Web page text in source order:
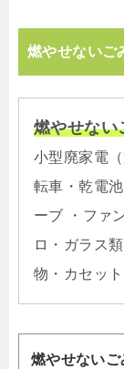
燃やせないご
燃やせない
小型廃家電
転車・乾電
ーブ ・ファ
ロ・ガラス
物・カセッ
燃やせない